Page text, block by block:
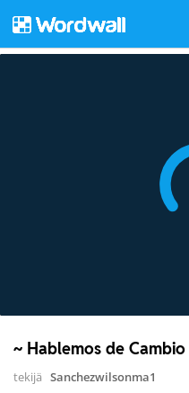
~ Hablemos de
tekijä Sanchezwilsonma1